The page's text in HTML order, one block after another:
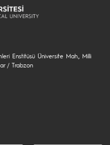
Enstitüsü Üniversite Mah., Milli
/ Trabzon